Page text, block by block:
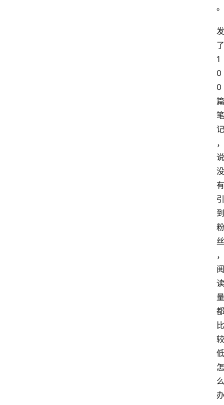
。
发
了
1
0
0
篇
笔
记
，
说
没
有
引
到
粉
丝
，
阅
读
量
都
比
较
低
怎
么
办